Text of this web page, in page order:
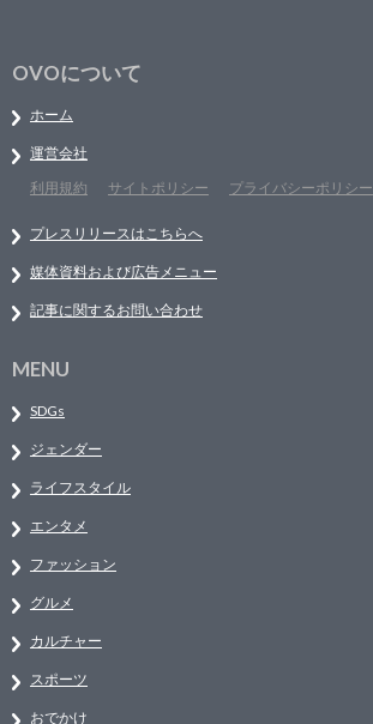
OVOについて
ホーム
運営会社
利用規約
サイトポリシー プライバシーポリシー
プレスリリースはこちらへ
媒体資料および広告メニュー
記事に関するお問い合わせ
MENU
SDGs
ジェンダー
ライフスタイル
エンタメ
ファッション
グルメ
カルチャー
スポーツ
おでかけ